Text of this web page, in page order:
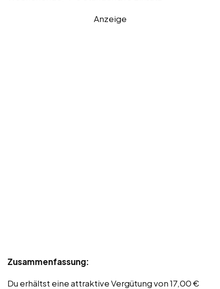
Anzeige
Zusammenfassung:
Du erhältst eine attraktive Vergütung von 17,00 €